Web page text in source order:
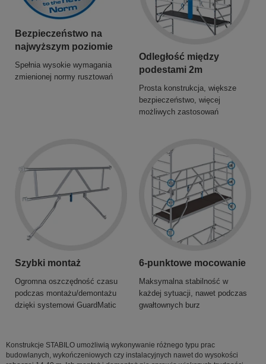
Bezpieczeństwo na
najwyższym poziomie
Spełnia wysokie wymagania
zmienionej normy rusztowań
Odległość między
podestami 2m
Prosta konstrukcja, większe
bezpieczeństwo, więcej
możliwych zastosowań
Szybki montaż
Ogromna oszczędność czasu
podczas montażu/demontażu
dzięki systemowi GuardMatic
6-punktowe mocowanie
Maksymalna stabilność w
każdej sytuacji, nawet podczas
gwałtownych burz
Konstrukcje STABILO umożliwią wykonywanie różnego typu prac
budowlanych, wykończeniowych czy instalacyjnych nawet do wysokości